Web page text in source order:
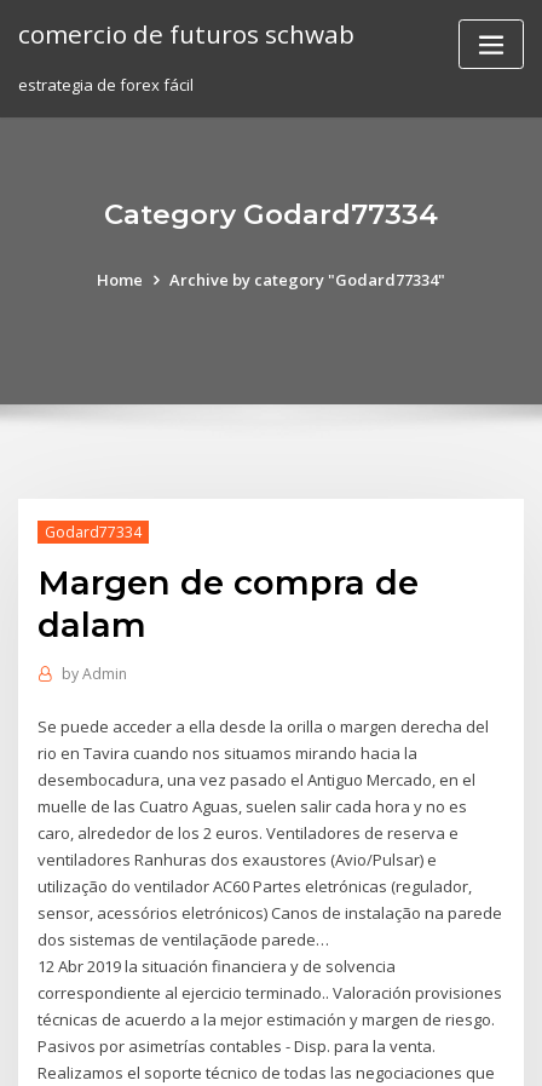
comercio de futuros schwab
estrategia de forex fácil
Category Godard77334
Home Archive by category "Godard77334"
Godard77334
Margen de compra de
dalam
byAdmin
Se puede acceder a ella desde la orilla o margen derecha del
rio en Tavira cuando nos situamos mirando hacia la
desembocadura, una vez pasado el Antiguo Mercado, en el
muelle de las Cuatro Aguas, suelen salir cada hora y no es
caro, alrededor de los 2 euros. Ventiladores de reserva e
ventiladores Ranhuras dos exaustores (Avio/Pulsar) e
utilização do ventilador AC60 Partes eletrónicas (regulador,
sensor, acessórios eletrónicos) Canos de instalação na parede
dos sistemas de ventilaçãode parede…
12 Abr 2019 la situación financiera y de solvencia
correspondiente al ejercicio terminado.. Valoración provisiones
técnicas de acuerdo a la mejor estimación y margen de riesgo.
Pasivos por asimetrías contables - Disp. para la venta.
Realizamos el soporte técnico de todas las negociaciones que